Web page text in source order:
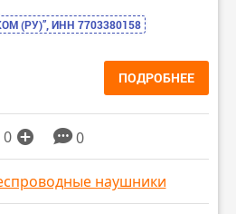
(РУ)”, ИНН 7703380158
ПОДРОБНЕЕ
0 0
наушники